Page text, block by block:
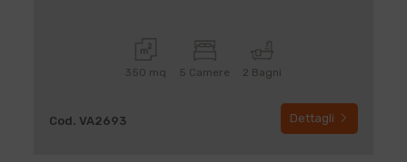
350 mq 5 Camere 2 Bagni
Cod. VA2693 Dettagli